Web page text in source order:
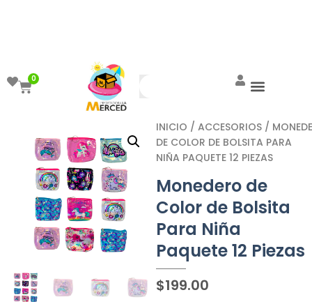
0
INICIO / ACCESORIOS /
DE COLOR DE BOLSITA PARA
NIÑA PAQUETE 12 PIEZAS
Monedero de
Color de Bolsita
Para Niña
Paquete 12 Piezas
$199.00